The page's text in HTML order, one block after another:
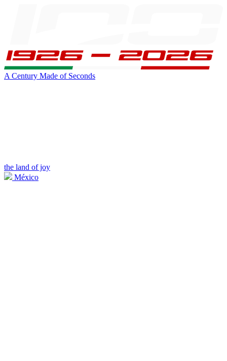
A Century Made of Seconds
the land of joy
México